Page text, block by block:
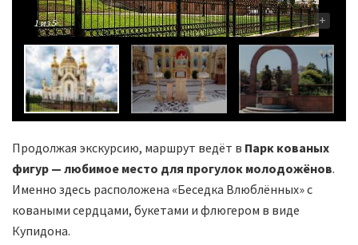
1из 5 - +
Продолжая экскурсию, маршрут ведёт в Парк кованых
фигур — любимое место для прогулок молодожёнов.
Именно здесь расположена «Беседка Влюблённых» с
коваными сердцами, букетами и флюгером в виде
Купидона.